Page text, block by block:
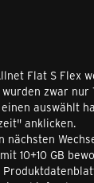
Flat S Flex
zwar
auswählt
anklicken.
nächsten
10+10 GB